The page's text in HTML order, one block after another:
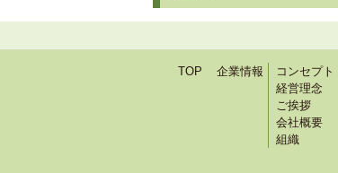
TOP 企業情報
コンセプト
経営理念
ご挨拶
会社概要
組織